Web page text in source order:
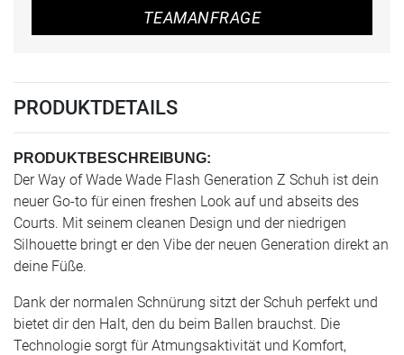
TEAMANFRAGE
PRODUKTDETAILS
PRODUKTBESCHREIBUNG:
Der Way of Wade Wade Flash Generation Z Schuh ist dein
neuer Go-to für einen freshen Look auf und abseits des
Courts. Mit seinem cleanen Design und der niedrigen
Silhouette bringt er den Vibe der neuen Generation direkt an
deine Füße.
Dank der normalen Schnürung sitzt der Schuh perfekt und
bietet dir den Halt, den du beim Ballen brauchst. Die
Technologie sorgt für Atmungsaktivität und Komfort,